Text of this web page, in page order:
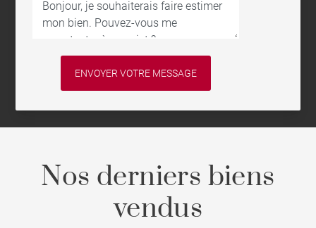
Nos derniers biens
vendus